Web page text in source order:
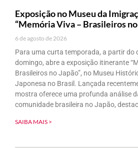
Exposição no Museu da
“Memória Viva – Brasileiros no
6 de agosto de 2026
Para uma curta temporada, a partir do
domingo, abre a exposição itinerante
Brasileiros no Japão”, no Museu
Japonesa no Brasil. Lançada
mostra oferece uma profunda análise
comunidade brasileira no Japão,
SAIBA MAIS >